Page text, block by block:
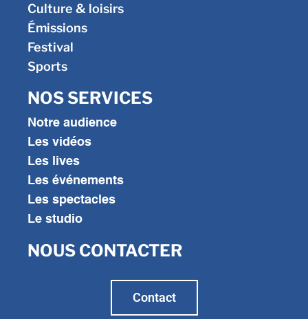
Culture & loisirs
Émissions
Festival
Sports
NOS SERVICES
Notre audience
Les vidéos
Les lives
Les événements
Les spectacles
Le studio
NOUS CONTACTER
Contact